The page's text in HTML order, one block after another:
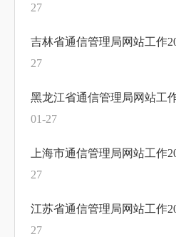
27
吉林省通信管理局网站工作
27
黑龙江省通信管理局网站工
01-27
上海市通信管理局网站工作
27
江苏省通信管理局网站工作
27